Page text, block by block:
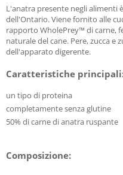
L'anatra presente negli alimenti
dell'Ontario. Viene fornito alle
rapporto WholePrey™ di carne,
naturale del cane. Pere, zucca e
dell'apparato digerente.
Caratteristiche
un tipo di proteina
completamente senza glutine
50% di carne di anatra ruspante
Composizione: